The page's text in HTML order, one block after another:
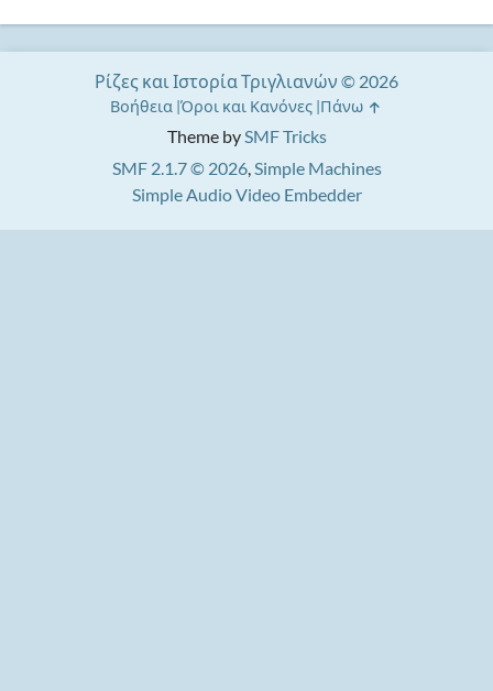
Theme bySMF Tricks
SMF 2.1.7 © 2026,Simple Machines
Simple Audio Video Embedder
Ρίζες και Ιστορία Τριγλιανών © 2026
Βοήθεια Όροι και Κανόνες Πάνω